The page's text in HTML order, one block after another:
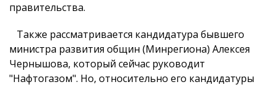
правительства.
Также рассматривается кандидатура бывшего
министра развития общин (Минрегиона) Алексея
Чернышова, который сейчас руководит
"Нафтогазом". Но, относительно его кандидатуры